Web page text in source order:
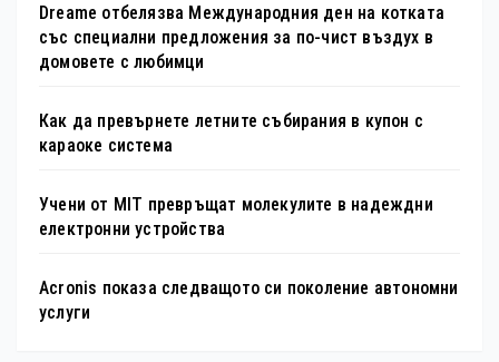
Dreame отбелязва Международния ден на котката
със специални предложения за по-чист въздух в
домовете с любимци
Как да превърнете летните събирания в купон с
караоке система
Учени от MIT превръщат молекулите в надеждни
електронни устройства
Acronis показа следващото си поколение автономни
услуги